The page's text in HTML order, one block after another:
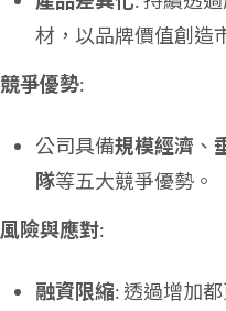
材，以品牌價值創造
競爭優勢:
公司具備規模經濟 、
隊等五大競爭優勢。
風險與應對:
融資限縮: 透過增加